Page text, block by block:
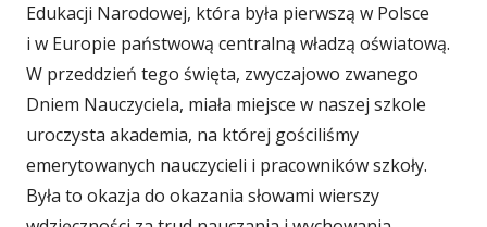
Edukacji Narodowej, która była pierwszą w Polsce
i w Europie państwową centralną władzą oświatową.
W przeddzień tego święta, zwyczajowo zwanego
Dniem Nauczyciela, miała miejsce w naszej szkole
uroczysta akademia, na której gościliśmy
emerytowanych nauczycieli i pracowników szkoły.
Była to okazja do okazania słowami wierszy